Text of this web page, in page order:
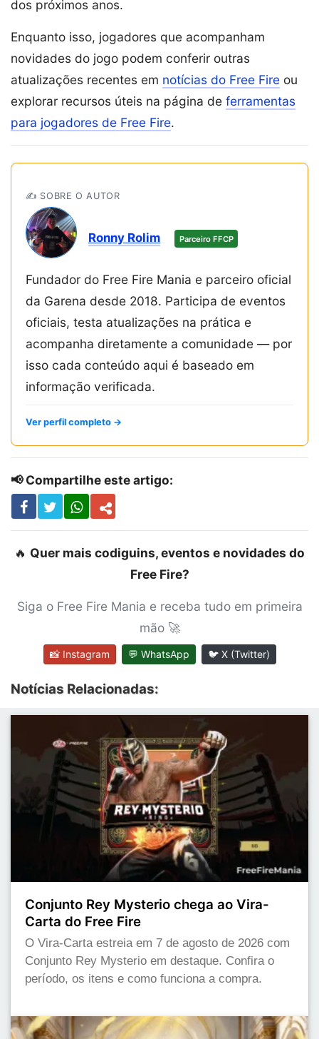
dos próximos anos.
Enquanto isso, jogadores que acompanham
novidades do jogo podem conferir outras
atualizações recentes em notícias do Free Fire ou
explorar recursos úteis na página de ferramentas
para jogadores de Free Fire.
✍️ SOBRE O AUTOR
Ronny Rolim Parceiro FFCP
Fundador do Free Fire Mania e parceiro oficial
da Garena desde 2018. Participa de eventos
oficiais, testa atualizações na prática e
acompanha diretamente a comunidade — por
isso cada conteúdo aqui é baseado em
informação verificada.
Ver perfil completo →
📢 Compartilhe este artigo:
🔥 Quer mais codiguins, eventos e novidades do
Free Fire?
Siga o Free Fire Mania e receba tudo em primeira
mão 🚀
📸 Instagram 💬 WhatsApp 🐦 X (Twitter)
Notícias Relacionadas:
Conjunto Rey Mysterio chega ao Vira-
Carta do Free Fire
O Vira-Carta estreia em 7 de agosto de 2026 com
Conjunto Rey Mysterio em destaque. Confira o
período, os itens e como funciona a compra.